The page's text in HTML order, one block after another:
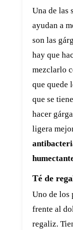
Una de las
ayudan a
son las
hay que
mezclarlo
que quede
que se
hacer
ligera
Té de
Uno de los
frente al
regaliz.